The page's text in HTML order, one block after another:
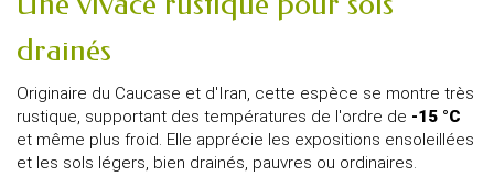
drainés
Originaire du Caucase et d'Iran, cette espèce se montre très
rustique, supportant des températures de l'ordre de -15 °C
et même plus froid. Elle apprécie les expositions ensoleillées
et les sols légers, bien drainés, pauvres ou ordinaires.